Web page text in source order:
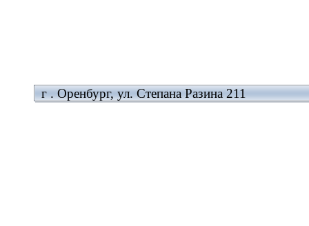
г . Оренбург, ул. Степана Разина 211